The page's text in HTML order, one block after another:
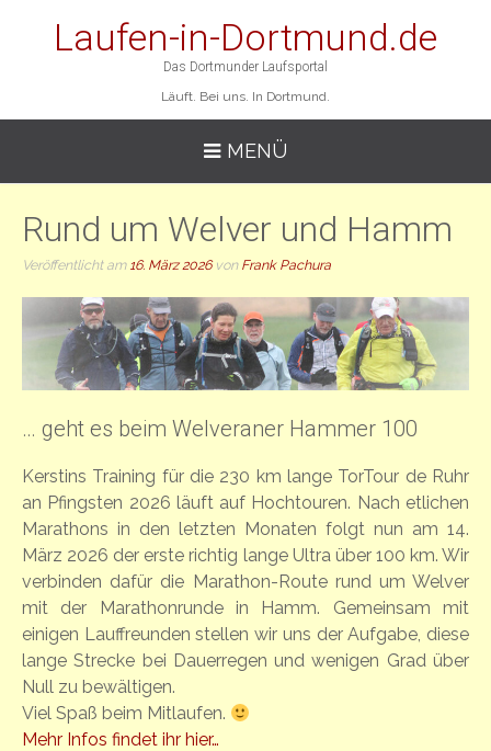
Laufen-in-Dortmund.de
Das Dortmunder Laufsportal
Läuft. Bei uns. In Dortmund.
MENÜ
Rund um Welver und Hamm
Veröffentlicht am 16. März 2026von Frank Pachura
… geht es beim Welveraner Hammer 100
Kerstins Training für die 230 km lange TorTour de Ruhr
an Pfingsten 2026 läuft auf Hochtouren. Nach etlichen
Marathons in den letzten Monaten folgt nun am 14.
März 2026 der erste richtig lange Ultra über 100 km. Wir
verbinden dafür die Marathon-Route rund um Welver
mit der Marathonrunde in Hamm. Gemeinsam mit
einigen Lauffreunden stellen wir uns der Aufgabe, diese
lange Strecke bei Dauerregen und wenigen Grad über
Null zu bewältigen.
Viel Spaß beim Mitlaufen.
Mehr Infos findet ihr hier…